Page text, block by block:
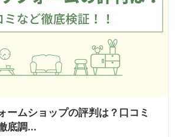
ームショップの評判は？口コミ
底調...